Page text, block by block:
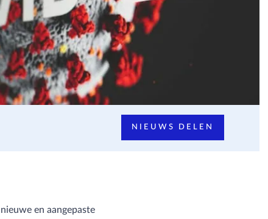
NIEUWS DELEN
en aangepaste